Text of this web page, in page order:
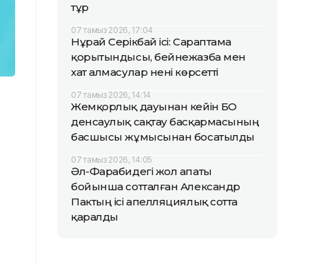
тұр
07 тамыз 2026, 17:04
Нұрай Серікбай ісі: Сараптама
қорытындысы, бейнежазба мен
хат алмасулар нені көрсетті
07 тамыз 2026, 14:14
Жемқорлық дауынан кейін БҚО
денсаулық сақтау басқармасының
басшысы жұмысынан босатылды
07 тамыз 2026, 14:05
Әл-Фарабидегі жол апаты
бойынша сотталған Александр
Пактың ісі апелляциялық сотта
қаралды